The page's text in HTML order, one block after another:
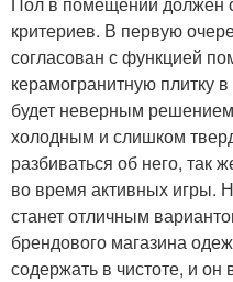
критериев. В первую
согласован с функцией
керамогранитную плитку
будет неверным
холодным и слишком
разбиваться об него, так
во время активных игры.
станет отличным
брендового магазина
содержать в чистоте, и он